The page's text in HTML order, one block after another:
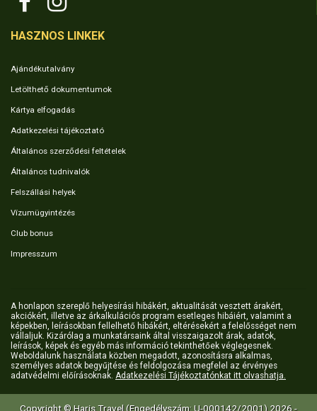
HASZNOS LINKEK
Ajándékutalvány
Letölthető dokumentumok
Kártya elfogadás
Adatkezelési tájékoztató
Általános szerződési feltételek
Általános tudnivalók
Felszállási helyek
Vízumügyintézés
Club bonus
Impresszum
A honlapon szereplő helyesírási hibákért, aktualitását vesztett árakért,
akciókért, illetve az árkalkulációs program esetleges hibáiért, valamint a
képekben, leírásokban fellelhető hibákért, eltérésekért a felelősséget nem
vállaljuk. Kizárólag a munkatársaink által visszaigazolt árak, adatok,
leírások, képek és egyéb más információ tekinthetőek véglegesnek.
Weboldalunk használata közben megadott, azonosításra alkalmas,
személyes adatok begyűjtése és feldolgozása megfelel az érvényes
adatvédelmi előírásoknak. Adatkezelési Tájékoztatónkat itt olvashatja.
Copyright © Haris Travel (Engedélyszám: U-000142/2001) 2026 -